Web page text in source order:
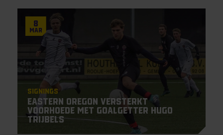
8
Mar
Signings
Eastern Oregon versterkt
voorhoede met goalgetter Hugo
Trijbels